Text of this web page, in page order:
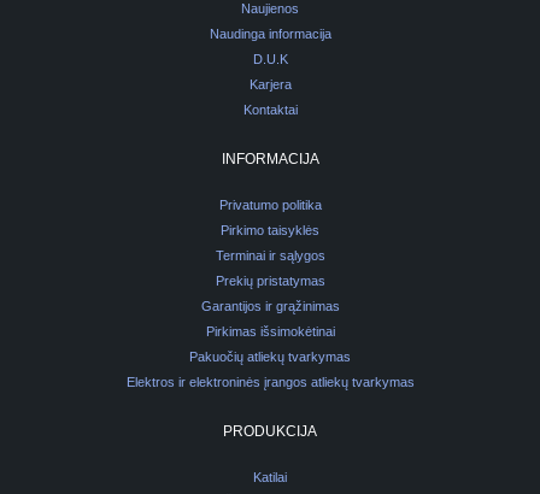
Naujienos
Naudinga informacija
D.U.K
Karjera
Kontaktai
INFORMACIJA
Privatumo politika
Pirkimo taisyklės
Terminai ir sąlygos
Prekių pristatymas
Garantijos ir grąžinimas
Pirkimas išsimokėtinai
Pakuočių atliekų tvarkymas
Elektros ir elektroninės įrangos atliekų tvarkymas
PRODUKCIJA
Katilai